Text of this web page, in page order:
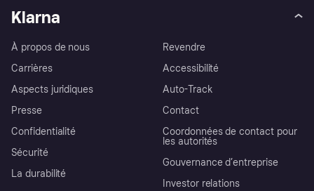
Klarna
À propos de nous
Carrières
Aspects juridiques
Presse
Confidentialité
Sécurité
La durabilité
Revendre
Accessibilité
Auto-Track
Contact
Coordonnées de contact pour
les autorités
Gouvernance d’entreprise
Investor relations